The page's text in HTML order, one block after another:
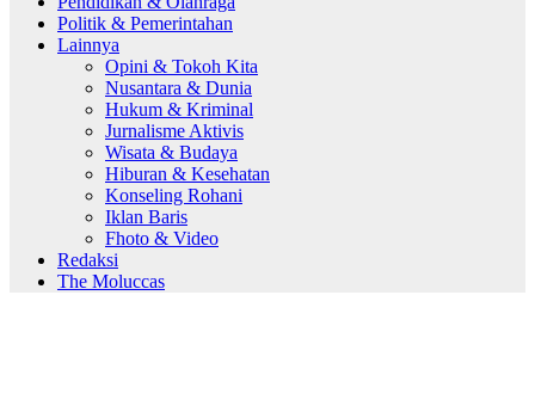
Politik & Pemerintahan
Lainnya
Opini & Tokoh Kita
Nusantara & Dunia
Hukum & Kriminal
Jurnalisme Aktivis
Wisata & Budaya
Hiburan & Kesehatan
Konseling Rohani
Iklan Baris
Fhoto & Video
Redaksi
The Moluccas